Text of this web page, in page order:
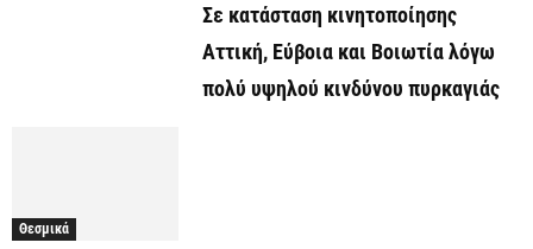
Σε κατάσταση κινητοποίησης
Αττική, Εύβοια και Βοιωτία λόγω
πολύ υψηλού κινδύνου πυρκαγιάς
Θεσμικά